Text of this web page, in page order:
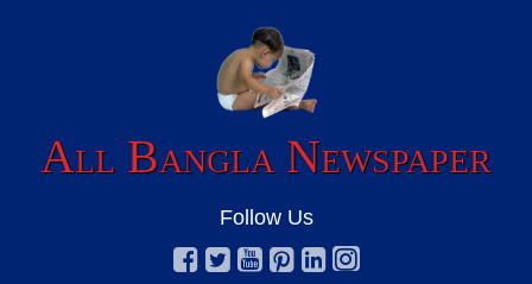
All Bangla Newspaper
Follow Us